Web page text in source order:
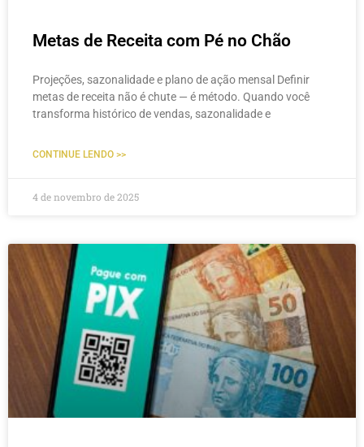
Metas de Receita com Pé no Chão
Projeções, sazonalidade e plano de ação mensal Definir
metas de receita não é chute — é método. Quando você
transforma histórico de vendas, sazonalidade e
CONTINUE LENDO >>
4 de novembro de 2025